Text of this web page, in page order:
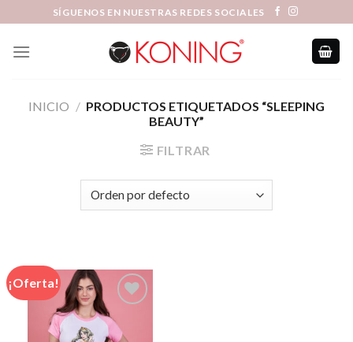
content
SÍGUENOS EN NUESTRAS REDES SOCIALES
INICIO / PRODUCTOS ETIQUETADOS “SLEEPING
BEAUTY”
FILTRAR
¡Oferta!